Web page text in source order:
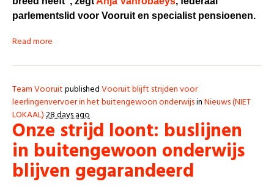
parlementslid voor Vooruit en specialist pensioenen.
Read more
Team VooruitpublishedVooruit blijft strijden voor
leerlingenvervoer in het buitengewoon onderwijsinNieuws (NIET
LOKAAL)28 days ago
Onze strijd loont: buslijnen
in buitengewoon onderwijs
blijven gegarandeerd